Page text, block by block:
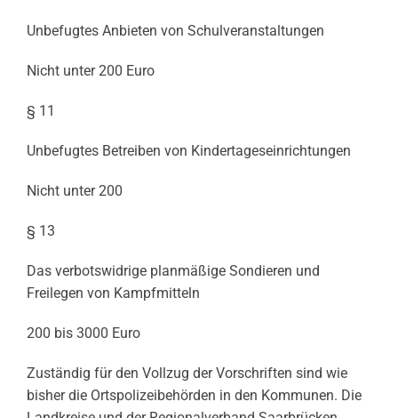
Unbefugtes Anbieten von Schulveranstaltungen
Nicht unter 200 Euro
§ 11
Unbefugtes Betreiben von Kindertageseinrichtungen
Nicht unter 200
§ 13
Das verbotswidrige planmäßige Sondieren und
Freilegen von Kampfmitteln
200 bis 3000 Euro
Zuständig für den Vollzug der Vorschriften sind wie
bisher die Ortspolizeibehörden in den Kommunen. Die